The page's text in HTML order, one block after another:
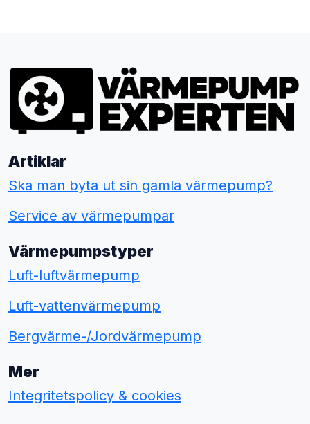
Artiklar
Ska man byta ut sin gamla värmepump?
Service av värmepumpar
Värmepumpstyper
Luft-luftvärmepump
Luft-vattenvärmepump
Bergvärme-/Jordvärmepump
Mer
Integritetspolicy & cookies